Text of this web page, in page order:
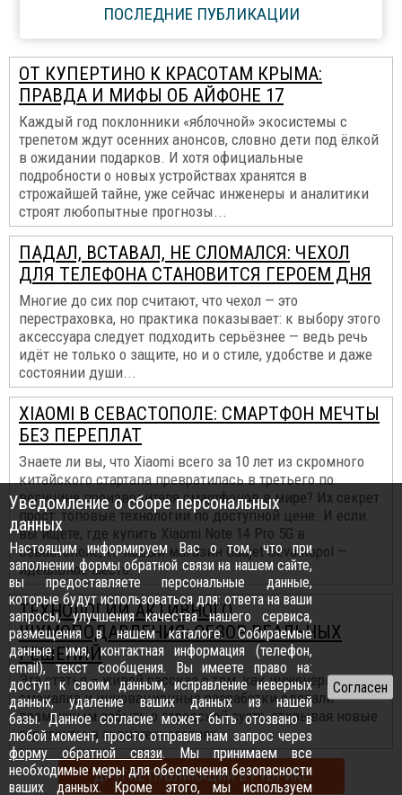
ПОСЛЕДНИЕ ПУБЛИКАЦИИ
ОТ КУПЕРТИНО К КРАСОТАМ КРЫМА:
ПРАВДА И МИФЫ ОБ АЙФОНЕ 17
Каждый год поклонники «яблочной» экосистемы с
трепетом ждут осенних анонсов, словно дети под ёлкой
в ожидании подарков. И хотя официальные
подробности о новых устройствах хранятся в
строжайшей тайне, уже сейчас инженеры и аналитики
строят любопытные прогнозы...
ПАДАЛ, ВСТАВАЛ, НЕ СЛОМАЛСЯ: ЧЕХОЛ
ДЛЯ ТЕЛЕФОНА СТАНОВИТСЯ ГЕРОЕМ ДНЯ
Многие до сих пор считают, что чехол — это
перестраховка, но практика показывает: к выбору этого
аксессуара следует подходить серьёзнее — ведь речь
идёт не только о защите, но и о стиле, удобстве и даже
состоянии души...
XIAOMI В СЕВАСТОПОЛЕ: СМАРТФОН МЕЧТЫ
БЕЗ ПЕРЕПЛАТ
Знаете ли вы, что Xiaomi всего за 10 лет из скромного
китайского стартапа превратилась в третьего по
величине производителя смартфонов в мире? Их секрет
прост: топовые технологии по доступной цене. И если
вы ищете, где купить Xiaomi Note 14 Pro 5G в
Севастополе, то новый магазин Gadjet-Sevastopol —
идеальное место.
ТЕХНОЛОГИИ АКТИВНОГО
ШУМОПОДАВЛЕНИЯ: ОБЗОР РЕАЛЬНЫХ
РЕШЕНИЙ
Эта статья – живой рассказ о том, как инженерная
смекалка и инновационные разработки сделали
возможным забыть о городской суете, открывая новые
горизонты в аудиотехнологиях...
ДРУГИЕ ПУБЛИКАЦИИ В РУБРИКЕ
Уведомление о сборе персональных
данных
Настоящим информируем Вас о том, что при
заполнении формы обратной связи на нашем сайте,
вы предоставляете персональные данные,
которые будут использоваться для: ответа на ваши
запросы, улучшения качества нашего сервиса,
размещения в нашем каталоге. Собираемые
данные: имя, контактная информация (телефон,
email), текст сообщения. Вы имеете право на:
доступ к своим данным, исправление неверных
данных, удаление ваших данных из нашей
базы. Данное согласие может быть отозвано в
любой момент, просто отправив нам запрос через
форму обратной связи. Мы принимаем все
необходимые меры для обеспечения безопасности
ваших данных. Кроме этого, мы используем